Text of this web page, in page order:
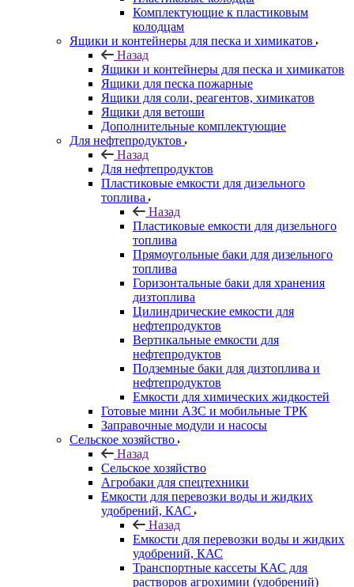
Комплектующие к пластиковым
колодцам
Ящики и контейнеры для песка и химикатов
Назад
Ящики и контейнеры для песка и химикатов
Ящики для песка пожарные
Ящики для соли, реагентов, химикатов
Ящики для ветоши
Дополнительные комплектующие
Для нефтепродуктов
Назад
Для нефтепродуктов
Пластиковые емкости для дизельного
топлива
Назад
Пластиковые емкости для дизельного
топлива
Прямоугольные баки для дизельного
топлива
Горизонтальные баки для хранения
дизтоплива
Цилиндрические емкости для
нефтепродуктов
Вертикальные емкости для
нефтепродуктов
Подземные баки для дизтоплива и
нефтепродуктов
Емкости для химических жидкостей
Готовые мини АЗС и мобильные ТРК
Заправочные модули и насосы
Сельское хозяйство
Назад
Сельское хозяйство
Агробаки для спецтехники
Емкости для перевозки воды и жидких
удобрений, КАС
Назад
Емкости для перевозки воды и жидких
удобрений, КАС
Транспортные кассеты КАС для
растворов агрохимии (удобрений)